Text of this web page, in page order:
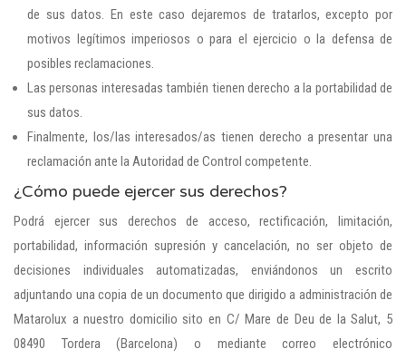
de sus datos. En este caso dejaremos de tratarlos, excepto por
motivos legítimos imperiosos o para el ejercicio o la defensa de
posibles reclamaciones.
Las personas interesadas también tienen derecho a la portabilidad de
sus datos.
Finalmente, los/las interesados/as tienen derecho a presentar una
reclamación ante la Autoridad de Control competente.
¿Cómo puede ejercer sus derechos?
Podrá ejercer sus derechos de acceso, rectificación, limitación,
portabilidad, información supresión y cancelación, no ser objeto de
decisiones individuales automatizadas, enviándonos un escrito
adjuntando una copia de un documento que dirigido a administración de
Matarolux a nuestro domicilio sito en C/ Mare de Deu de la Salut, 5
08490 Tordera (Barcelona) o mediante correo electrónico